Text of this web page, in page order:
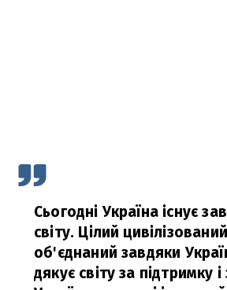
Сьогодні Україна існує
світу. Цілий
об'єднаний завдяки
дякує світу за підтримку